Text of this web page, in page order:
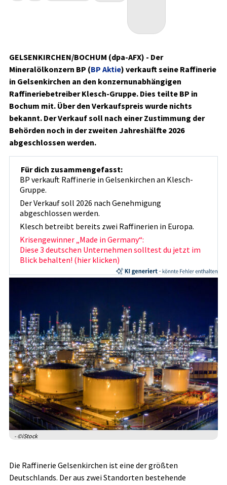
GELSENKIRCHEN/BOCHUM (dpa-AFX) - Der
Mineralölkonzern BP (BP Aktie) verkauft seine Raffinerie
in Gelsenkirchen an den konzernunabhängigen
Raffineriebetreiber Klesch-Gruppe. Dies teilte BP in
Bochum mit. Über den Verkaufspreis wurde nichts
bekannt. Der Verkauf soll nach einer Zustimmung der
Behörden noch in der zweiten Jahreshälfte 2026
abgeschlossen werden.
Für dich zusammengefasst:
BP verkauft Raffinerie in Gelsenkirchen an Klesch-
Gruppe.
Der Verkauf soll 2026 nach Genehmigung
abgeschlossen werden.
Klesch betreibt bereits zwei Raffinerien in Europa.
Krisengewinner „Made in Germany“:
Diese 3 deutschen Unternehmen solltest du jetzt im
Blick behalten! (hier klicken)
- ©iStock
Die Raffinerie Gelsenkirchen ist eine der größten
Deutschlands. Der aus zwei Standorten bestehende